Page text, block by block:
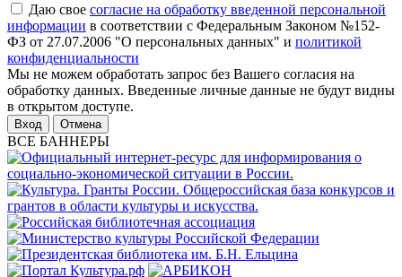
Даю свое согласие на обработку введенной персональной
информации в соответствии с Федеральным Законом №152-
ФЗ от 27.07.2006 "О персональных данных" и политикой
конфиденциальности
Мы не можем обработать запрос без Вашего согласия на
обработку данных. Введенные личные данные не будут видны
в открытом доступе.
Отмена
ВСЕ БАННЕРЫ